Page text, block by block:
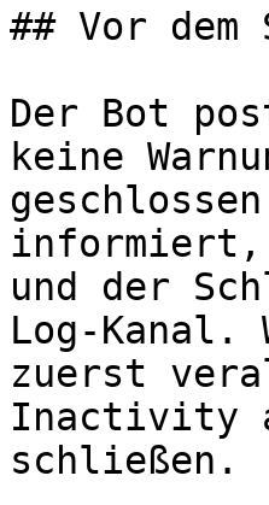
## Vor dem
Der Bot
keine
informiert,
und der
Log-Kanal.
zuerst
Inactivity
schließen.